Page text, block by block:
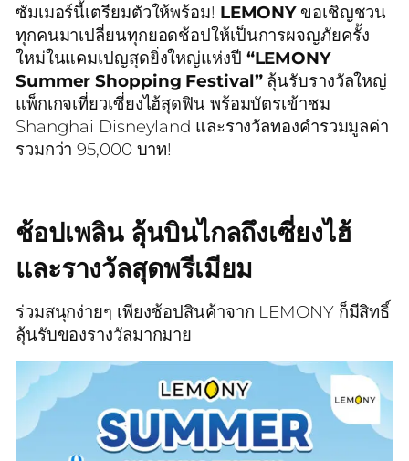
ซัมเมอร์นี้เตรียมตัวให้พร้อม! LEMONYขอเชิญชวน
ทุกคนมาเปลี่ยนทุกยอดช้อปให้เป็นการผจญภัยครั้ง
ใหม่ในแคมเปญสุดยิ่งใหญ่แห่งปี “LEMONY
Summer Shopping Festival”ลุ้นรับรางวัลใหญ่
แพ็กเกจเที่ยวเซี่ยงไฮ้สุดฟิน พร้อมบัตรเข้าชม
Shanghai Disneyland และรางวัลทองคำรวมมูลค่า
รวมกว่า 95,000 บาท!
ช้อปเพลิน ลุ้นบินไกลถึงเซี่ยงไฮ้
และรางวัลสุดพรีเมียม
ร่วมสนุกง่ายๆ เพียงช้อปสินค้าจาก LEMONY ก็มีสิทธิ์
ลุ้นรับของรางวัลมากมาย